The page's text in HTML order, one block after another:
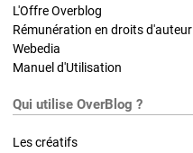
L'Offre Overblog
Rémunération en droits d'auteur
Webedia
Manuel d'Utilisation
Qui utilise OverBlog ?
Les créatifs